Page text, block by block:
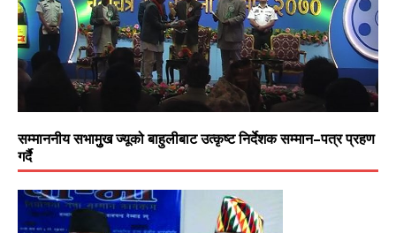
सम्माननीय सभामुुख ज्यूको बाहुलीबाट उत्कृष्ट निर्देशक सम्मान–पत्र प्रहण
गर्दै